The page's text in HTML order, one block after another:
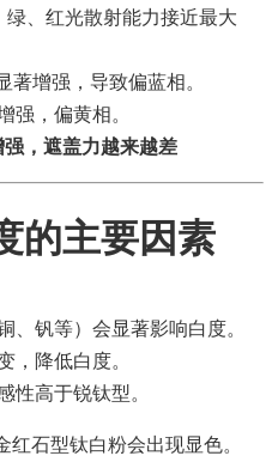
、红光散射能力接近最大
增强，导致偏蓝相。
，偏黄相。
，遮盖力越来越差
的主要因素
钒等）会显著影响白度。
降低白度。
高于锐钛型。
石型钛白粉会出现显色。